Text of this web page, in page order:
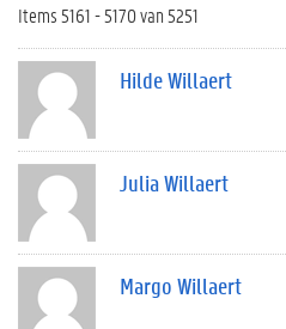
Items 5161 - 5170 van 5251
Hilde Willaert
Julia Willaert
Margo Willaert